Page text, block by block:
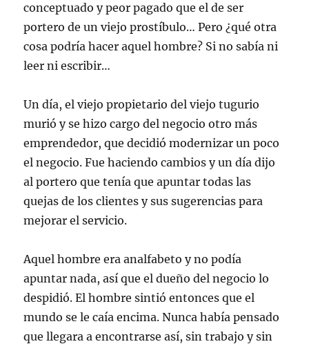
conceptuado y peor pagado que el de ser
portero de un viejo prostíbulo… Pero ¿qué otra
cosa podría hacer aquel hombre? Si no sabía ni
leer ni escribir…
Un día, el viejo propietario del viejo tugurio
murió y se hizo cargo del negocio otro más
emprendedor, que decidió modernizar un poco
el negocio. Fue haciendo cambios y un día dijo
al portero que tenía que apuntar todas las
quejas de los clientes y sus sugerencias para
mejorar el servicio.
Aquel hombre era analfabeto y no podía
apuntar nada, así que el dueño del negocio lo
despidió. El hombre sintió entonces que el
mundo se le caía encima. Nunca había pensado
que llegara a encontrarse así, sin trabajo y sin